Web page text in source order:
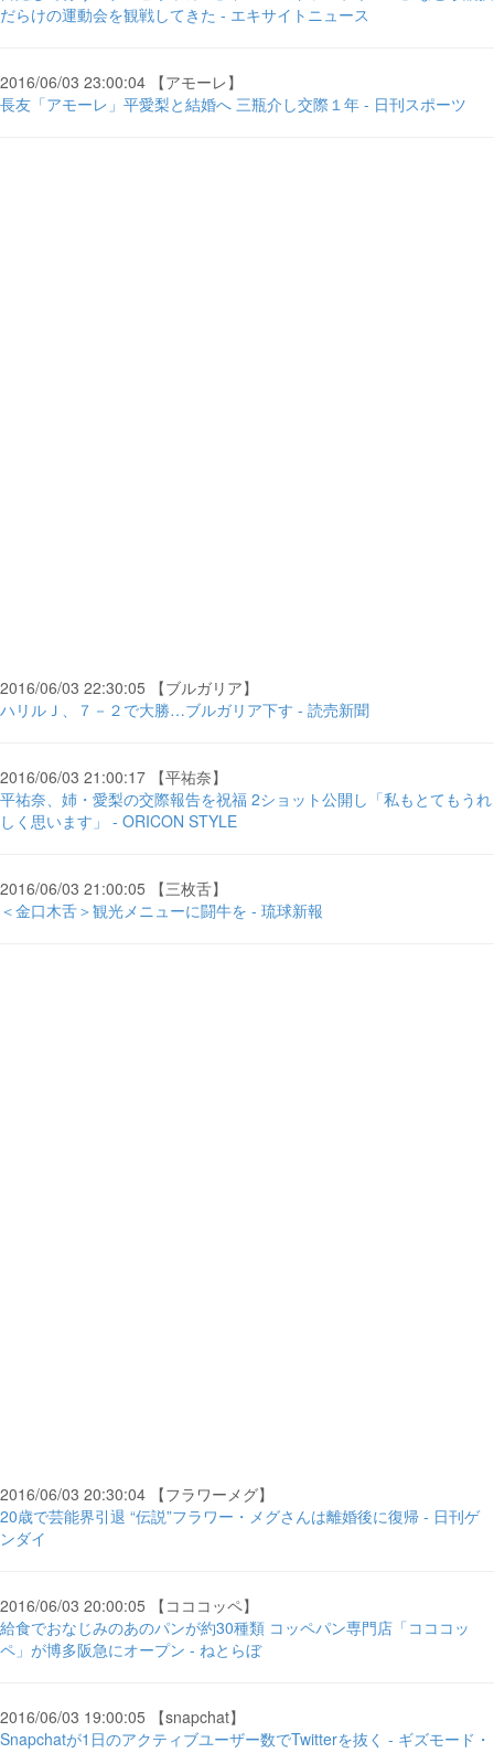
だらけの運動会を観戦してきた - エキサイトニュース
2016/06/03 23:00:04 【アモーレ】
長友「アモーレ」平愛梨と結婚へ 三瓶介し交際１年 - 日刊スポーツ
2016/06/03 22:30:05 【ブルガリア】
ハリルＪ、７－２で大勝…ブルガリア下す - 読売新聞
2016/06/03 21:00:17 【平祐奈】
平祐奈、姉・愛梨の交際報告を祝福 2ショット公開し「私もとてもうれ
しく思います」 - ORICON STYLE
2016/06/03 21:00:05 【三枚舌】
＜金口木舌＞観光メニューに闘牛を - 琉球新報
2016/06/03 20:30:04 【フラワーメグ】
20歳で芸能界引退 “伝説”フラワー・メグさんは離婚後に復帰 - 日刊ゲ
ンダイ
2016/06/03 20:00:05 【コココッペ】
給食でおなじみのあのパンが約30種類 コッペパン専門店「コココッ
ペ」が博多阪急にオープン - ねとらぼ
2016/06/03 19:00:05 【snapchat】
Snapchatが1日のアクティブユーザー数でTwitterを抜く - ギズモード・